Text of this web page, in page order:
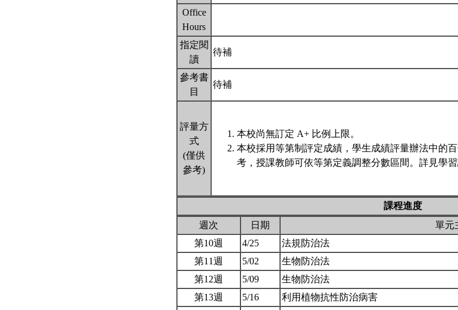
Office
Hours
指定閱
讀
待補
參考書
目
待補
評量方
式
(僅供
參考)
本校尚無訂定 A+ 比例上限。
本校採用等第制評定成績，學生成績評量辦法中的
考，授課教師可依等第定義調整分數區間。詳見學
課程進度
週次
日期
單元
第10週
4/25
法規防治法
第11週
5/02
生物防治法
第12週
5/09
生物防治法
第13週
5/16 利用植物抗性防治病害